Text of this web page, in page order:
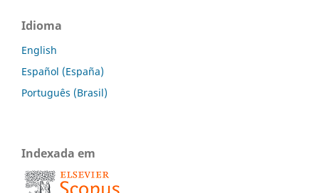
Idioma
English
Español (España)
Português (Brasil)
Indexada em